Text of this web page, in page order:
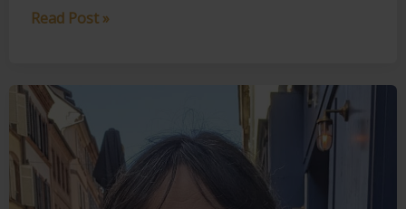
Rupestres:
exposition
Read Post »